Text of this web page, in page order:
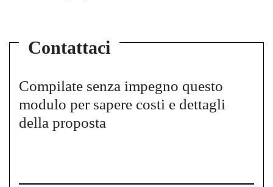
Contattaci
Compilate senza impegno questo
modulo per sapere costi e dettagli
della proposta